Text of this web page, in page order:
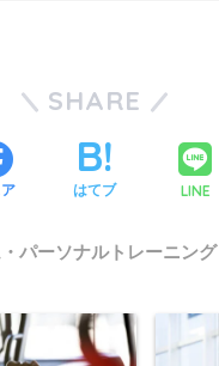
SHARE
はてブ LINE
パーソナルトレーニング